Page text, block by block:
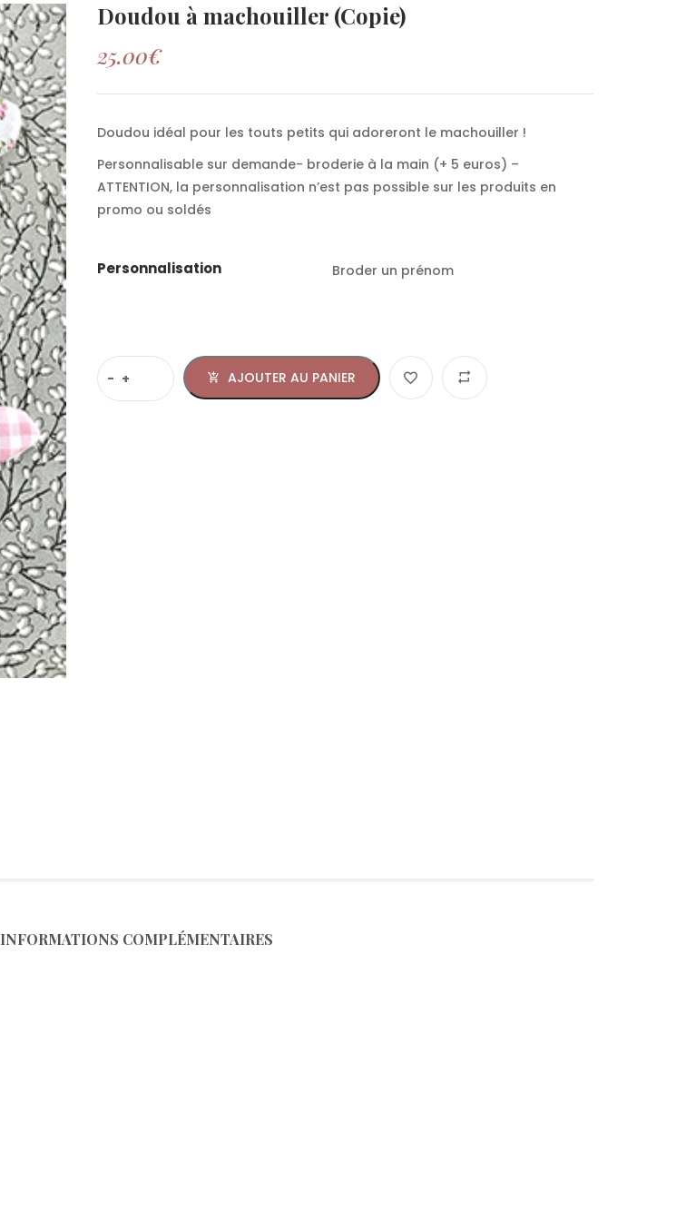
Doudou à machouiller (Copie)
25.00€
Doudou idéal pour les touts petits qui adoreront le machouiller !
Personnalisable sur demande- broderie à la main (+ 5 euros) –
ATTENTION, la personnalisation n’est pas possible sur les produits en
promo ou soldés
Personnalisation Broder un prénom
AJOUTER AU PANIER
INFORMATIONS COMPLÉMENTAIRES